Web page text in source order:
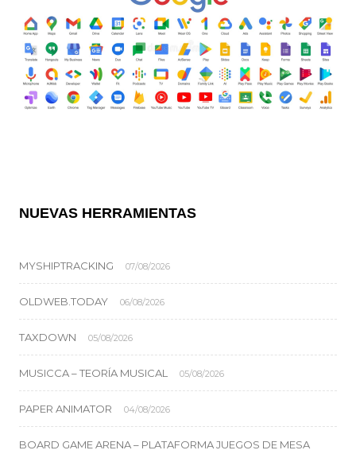
NUEVAS HERRAMIENTAS
MYSHIPTRACKING 07/08/2026
OLDWEB.TODAY 06/08/2026
TAXDOWN 05/08/2026
MUSICCA – TEORÍA MUSICAL 05/08/2026
PAPER ANIMATOR 04/08/2026
BOARD GAME ARENA – PLATAFORMA JUEGOS DE MESA